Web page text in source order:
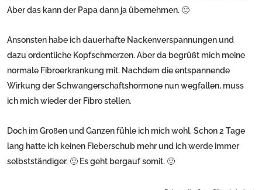
Aber das kann der Papa dann ja übernehmen. 🙂
Ansonsten habe ich dauerhafte Nackenverspannungen und
dazu ordentliche Kopfschmerzen. Aber da begrüßt mich meine
normale Fibroerkrankung mit. Nachdem die entspannende
Wirkung der Schwangerschaftshormone nun wegfallen, muss
ich mich wieder der Fibro stellen.
Doch im Großen und Ganzen fühle ich mich wohl. Schon 2 Tage
lang hatte ich keinen Fieberschub mehr und ich werde immer
selbstständiger. 🙂 Es geht bergauf somit. 🙂